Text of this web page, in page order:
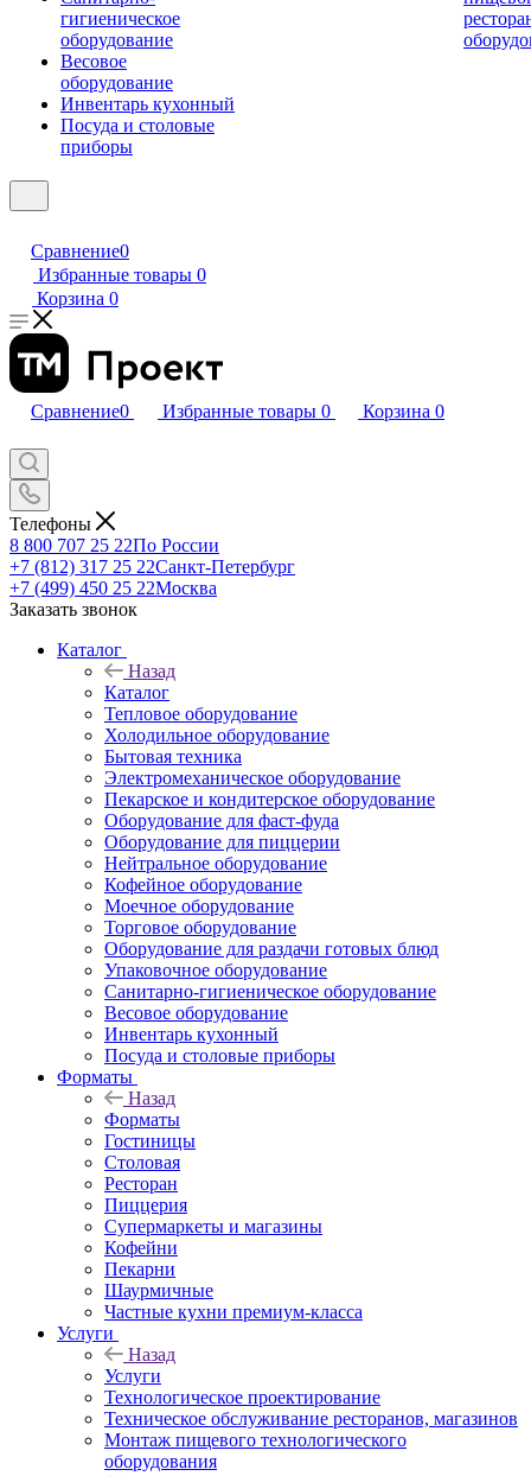
гигиеническое
оборудование
Весовое
оборудование
Инвентарь кухонный
Посуда и столовые
приборы
Сравнение0
Избранные товары 0
Корзина 0
Сравнение0 Избранные товары 0 Корзина 0
Телефоны
8 800 707 25 22По России
+7 (812) 317 25 22Санкт-Петербург
+7 (499) 450 25 22Москва
Заказать звонок
Каталог
Назад
Каталог
Тепловое оборудование
Холодильное оборудование
Бытовая техника
Электромеханическое оборудование
Пекарское и кондитерское оборудование
Оборудование для фаст-фуда
Оборудование для пиццерии
Нейтральное оборудование
Кофейное оборудование
Моечное оборудование
Торговое оборудование
Оборудование для раздачи готовых блюд
Упаковочное оборудование
Санитарно-гигиеническое оборудование
Весовое оборудование
Инвентарь кухонный
Посуда и столовые приборы
Форматы
Назад
Форматы
Гостиницы
Столовая
Ресторан
Пиццерия
Супермаркеты и магазины
Кофейни
Пекарни
Шаурмичные
Частные кухни премиум-класса
Услуги
Назад
Услуги
Технологическое проектирование
Техническое обслуживание ресторанов, магазинов
Монтаж пищевого технологического
оборудования